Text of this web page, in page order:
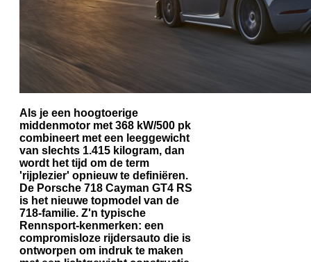
Als je een hoogtoerige
middenmotor met 368 kW/500 pk
combineert met een leeggewicht
van slechts 1.415 kilogram, dan
wordt het tijd om de term
'rijplezier' opnieuw te definiëren.
De Porsche 718 Cayman GT4 RS
is het nieuwe topmodel van de
718-familie. Z'n typische
Rennsport-kenmerken: een
compromisloze rijdersauto die is
ontworpen om indruk te maken